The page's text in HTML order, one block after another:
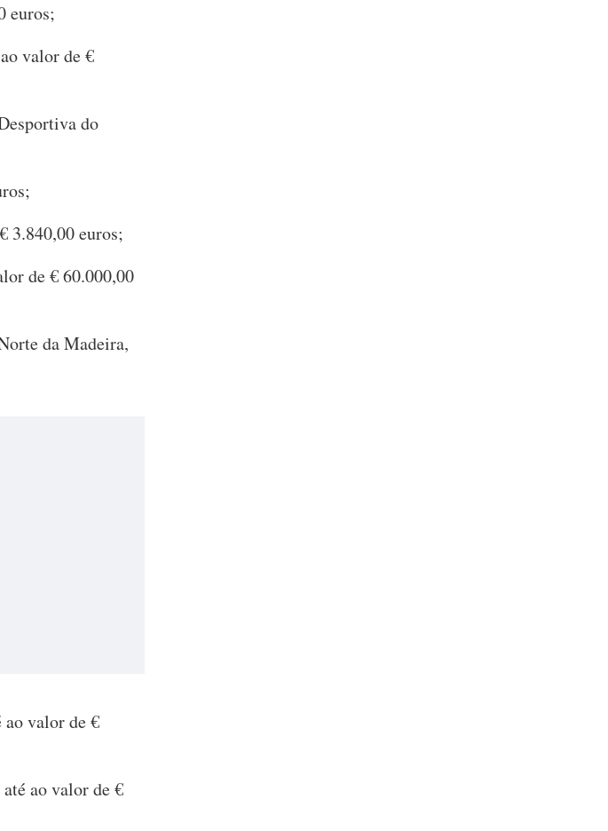
euros;
valor de €
do
3.840,00 euros;
de € 60.000,00
da Madeira,
ao valor de €
ao valor de €